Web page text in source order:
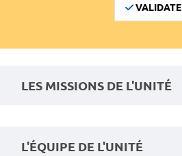
VALIDATE
LES MISSIONS DE L'UNITÉ
L'ÉQUIPE DE L'UNITÉ